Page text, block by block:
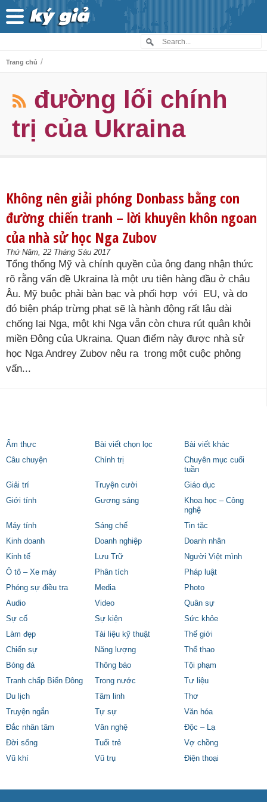
Trang chủ /
đường lối chính
trị của Ukraina
Không nên giải phóng Donbass bằng con
đường chiến tranh – lời khuyên khôn ngoan
của nhà sử học Nga Zubov
Thứ Năm, 22 Tháng Sáu 2017
Tổng thống Mỹ và chính quyền của ông đang nhận thức
rõ rằng vấn đề Ukraina là một ưu tiên hàng đầu ở châu
Âu. Mỹ buộc phải bàn bạc và phối hợp với EU, và do
đó biện pháp trừng phạt sẽ là hành động rất lâu dài
chống lại Nga, một khi Nga vẫn còn chưa rút quân khỏi
miền Đông của Ukraina. Quan điểm này được nhà sử
học Nga Andrey Zubov nêu ra trong một cuộc phỏng
vấn...
Ẩm thực Bài viết chọn lọc
Bài viết khác
Câu chuyện
Chính trị
Chuyên mục cuối
tuần
Giải trí
Truyện cười
Giáo dục
Giới tính
Gương sáng
Khoa học – Công
nghệ
Máy tính
Sáng chế
Tin tặc
Kinh doanh
Doanh nghiệp
Doanh nhân
Kinh tế
Lưu Trữ
Người Việt mình
Ô tô – Xe máy
Phân tích
Pháp luật
Phóng sự điều tra
Media
Photo
Audio
Video
Quân sự
Sự cố
Sự kiện
Sức khỏe
Làm đẹp
Tài liệu kỹ thuật
Thế giới
Chiến sự
Năng lượng
Thể thao
Bóng đá
Thông báo
Tội phạm
Tranh chấp Biển Đông
Trong nước
Tư liệu
Du lịch
Tâm linh
Thơ
Truyện ngắn
Tự sự
Văn hóa
Đắc nhân tâm
Văn nghệ
Độc – Lạ
Đời sống
Tuổi trẻ
Vợ chồng
Vũ khí
Vũ trụ Điện thoại